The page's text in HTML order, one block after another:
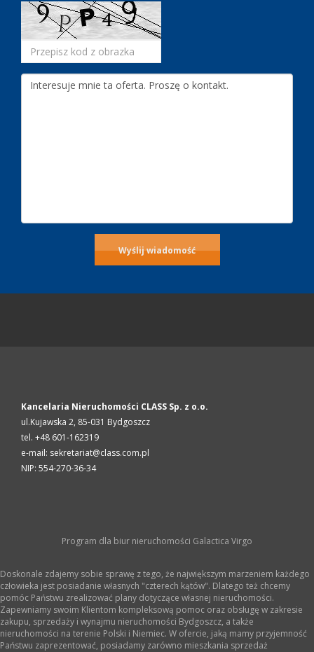
Kancelaria Nieruchomości CLASS Sp. z o.o.
ul.Kujawska 2, 85-031 Bydgoszcz
tel. +48 601-162319
e-mail: sekretariat@class.com.pl
NIP: 554-270-36-34
Program dla biur nieruchomości Galactica Virgo
Doskonale zdajemy sobie sprawę z tego, że największym marzeniem każdego
człowieka jest posiadanie własnych "czterech kątów". Dlatego też chcemy
pomóc Państwu zrealizować plany dotyczące własnej nieruchomości.
Zapewniamy swoim Klientom kompleksową pomoc oraz obsługę w zakresie
zakupu, sprzedaży i wynajmu nieruchomości Bydgoszcz, a także
nieruchomości na terenie Polski i Niemiec. W ofercie, jaką mamy przyjemność
Państwu zaprezentować, posiadamy zarówno mieszkania sprzedaż